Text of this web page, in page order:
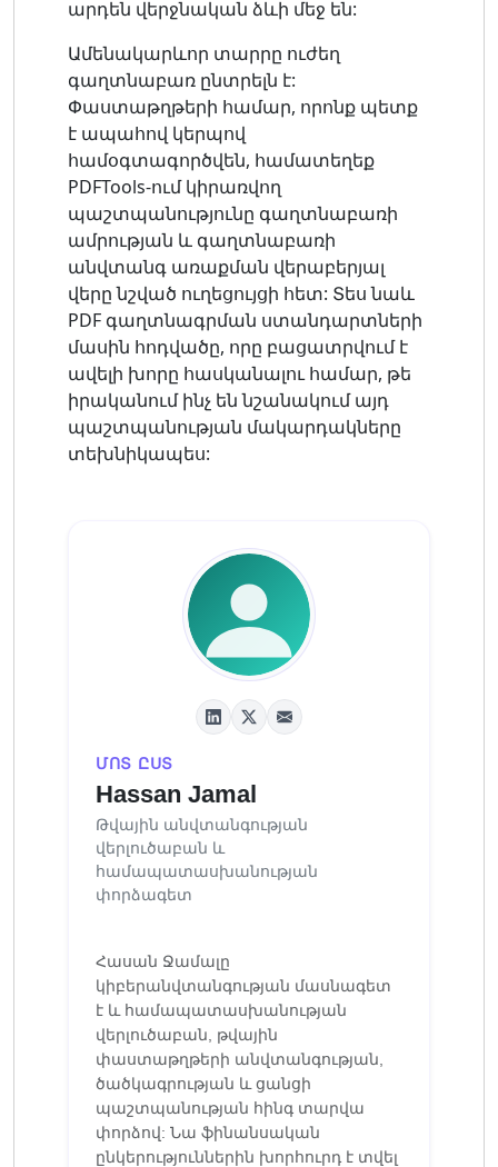
արդեն վերջնական ձևի մեջ են:
Ամենակարևոր տարրը ուժեղ
գաղտնաբառ ընտրելն է:
Փաստաթղթերի համար, որոնք պետք
է ապահով կերպով
համօգտագործվեն, համատեղեք
PDFTools-ում կիրառվող
պաշտպանությունը գաղտնաբառի
ամրության և գաղտնաբառի
անվտանգ առաքման վերաբերյալ
վերը նշված ուղեցույցի հետ: Տես նաև
PDF գաղտնագրման ստանդարտների
մասին հոդվածը, որը բացատրվում է
ավելի խորը հասկանալու համար, թե
իրականում ինչ են նշանակում այդ
պաշտպանության մակարդակները
տեխնիկապես:
ՄՈՏ ԸՍՏ
Hassan Jamal
Թվային անվտանգության
վերլուծաբան և
համապատասխանության
փորձագետ
Հասան Ջամալը
կիբերանվտանգության մասնագետ
է և համապատասխանության
վերլուծաբան, թվային
փաստաթղթերի անվտանգության,
ծածկագրության և ցանցի
պաշտպանության հինգ տարվա
փորձով: Նա ֆինանսական
ընկերություններին խորհուրդ է տվել